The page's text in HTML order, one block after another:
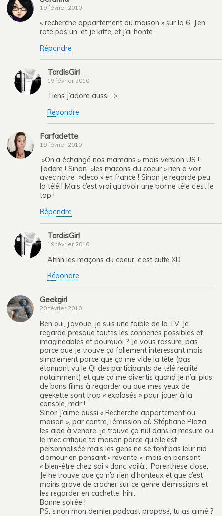
19 février 2010
« recherche appartement ou maison » sur la 6. J’en
rate pas un, et je kiffe, et j’ai honte.
Répondre
TardisGirl
19 février 2010
Tiens j’adore aussi ->
Répondre
Farfadette
19 février 2010
»On a échangé nos mamans » mais version US !
J’adore ! Sinon »les macons du coeur » rien a voir
avec notre »deco » en france ! Sinon je regarde peu
la télé ! Mais c’est vrai qu’avoir une bonne téle c’est le
top !
Répondre
TardisGirl
19 février 2010
Ahhh les maçons du coeur, c’est culte XD
Répondre
Geekgirl
20 février 2010
Ben oui, j’avoue, je suis une faible de la TV. Je
regarde presque toutes les conneries possibles et
imagineables et pourquoi ? Je vous rassure, pas
parce que je trouve ça follement intéressant mais
simplement parce que ça me vide la tête (pas
étonnant vu le QI des participants de télé réalité
notamment) et que ça me divertis quand je n’ai plus
de bons films à regarder ou que mes yeux de
geekette sont trop « explosés » pour jouer à la
console, mdr !
Sinon j’aime aussi « Recherche appartement ou
maison », par contre, l’émission où Stéphane Plaza
les aide à vendre, je trouve ça nul dans la mesure ou
le mec critique ta maison parce qu’elle est
personnalisée mais les gens ne se font pas leur nid
d’amour en pensant « revente », mais en pensant
« bien-être chez soi » donc voilà… Parenthèse close.
Je ne trouve que ça n’a rien d’honteux et que c’est
moins grave de cracher sur ce genre d’émissions et
les regarder en cachette, hihi.
Bonne soirée !
PS: sinon mon dernier podcast proposé, tu as aimé ?